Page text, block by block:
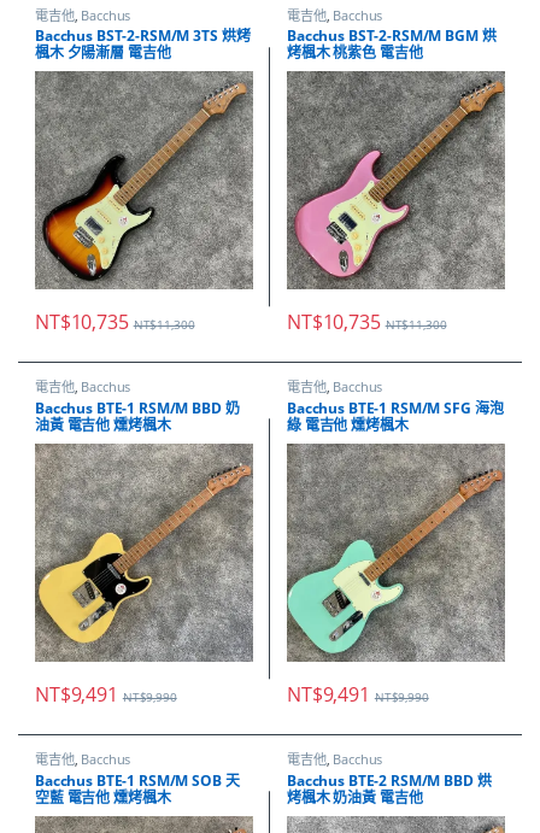
電吉他, Bacchus
Bacchus BST-2-RSM/M 3TS 烘烤
楓木 夕陽漸層 電吉他
NT$10,735 NT$11,300
電吉他, Bacchus
Bacchus BST-2-RSM/M BGM 烘
烤楓木 桃紫色 電吉他
NT$10,735 NT$11,300
電吉他, Bacchus
Bacchus BTE-1 RSM/M BBD 奶
油黃 電吉他 燻烤楓木
NT$9,491 NT$9,990
電吉他, Bacchus
Bacchus BTE-1 RSM/M SFG 海泡
綠 電吉他 燻烤楓木
NT$9,491 NT$9,990
電吉他, Bacchus
Bacchus BTE-1 RSM/M SOB 天
空藍 電吉他 燻烤楓木
電吉他, Bacchus
Bacchus BTE-2 RSM/M BBD 烘
烤楓木 奶油黃 電吉他